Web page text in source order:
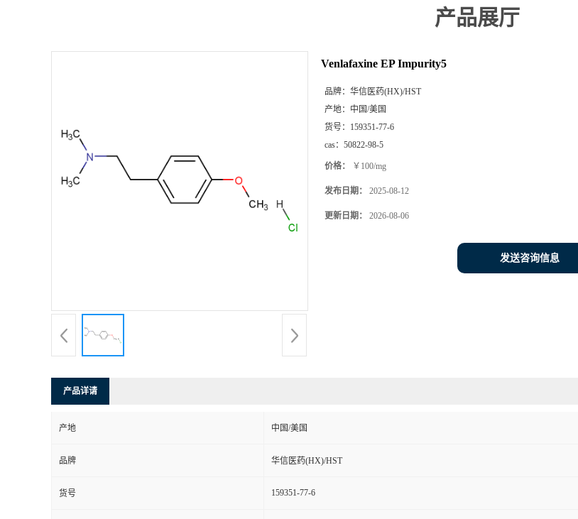
产品展厅
Venlafaxine EP Impurity5
品牌： 华信医药(HX)/HST
产地： 中国/美国
货号： 159351-77-6
cas： 50822-98-5
价格： ￥100/mg
发布日期： 2025-08-12
更新日期： 2026-08-06
发送咨询信息
产品详请
产地 中国/美国
品牌 华信医药(HX)/HST
货号 159351-77-6